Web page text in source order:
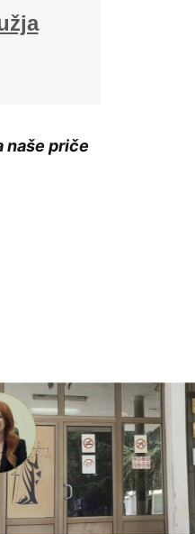
naše priče